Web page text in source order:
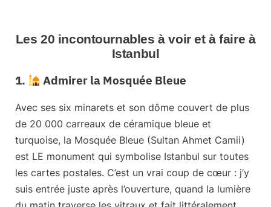
Les 20 incontournables à voir et à faire à
Istanbul
1. Admirer la Mosquée Bleue
Avec ses six minarets et son dôme couvert de plus
de 20 000 carreaux de céramique bleue et
turquoise, la Mosquée Bleue (Sultan Ahmet Camii)
est LE monument qui symbolise Istanbul sur toutes
les cartes postales. C’est un vrai coup de cœur : j’y
suis entrée juste après l’ouverture, quand la lumière